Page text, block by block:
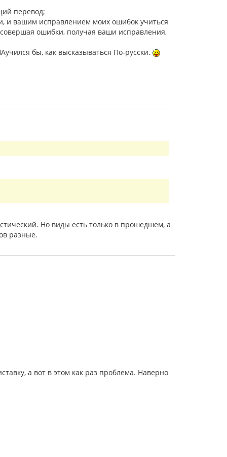
перевод;
и вашим исправлением моих ошибок учиться
ошибки, получая ваши исправления,
бы, как высказываться По-русски.
Но виды есть только в прошедшем, а
разные.
а вот в этом как раз проблема. Наверно